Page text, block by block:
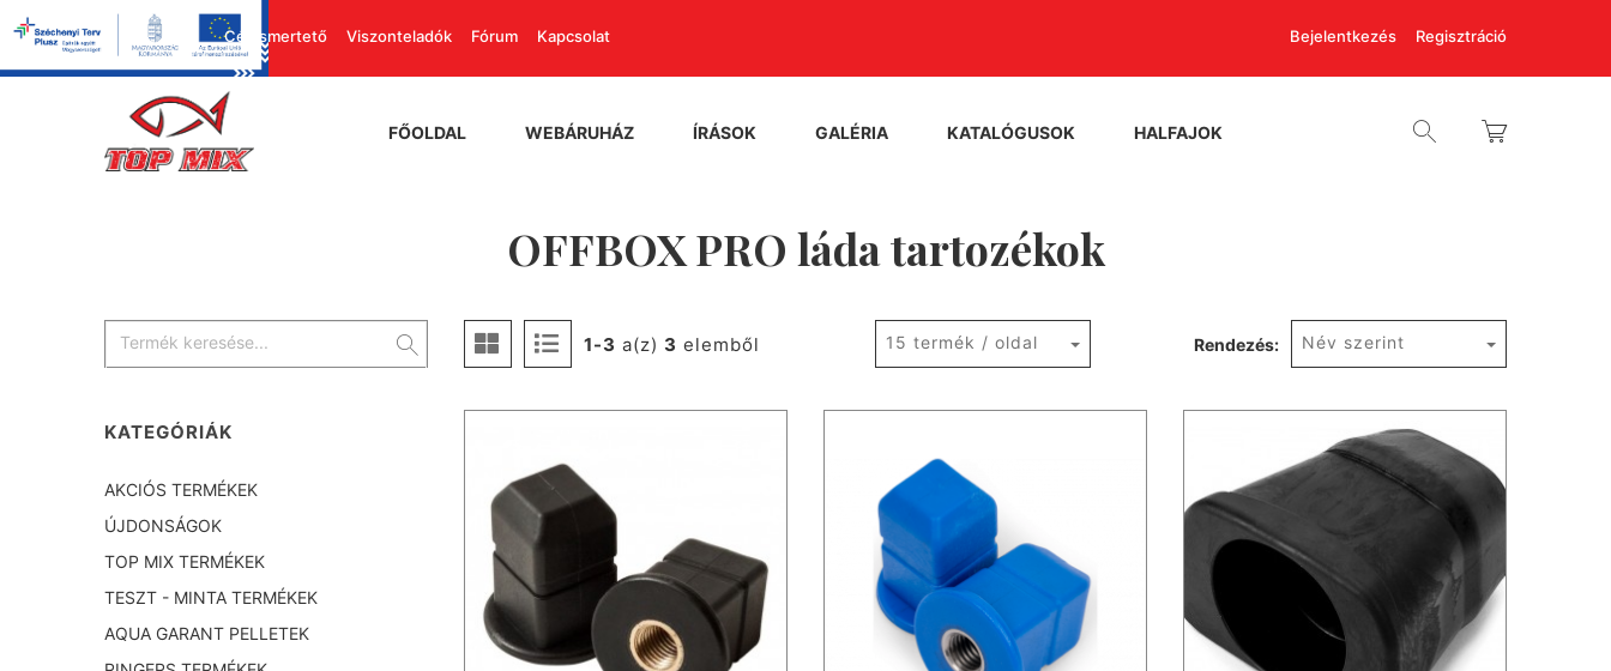
Cégismertető Viszonteladók Fórum Kapcsolat Bejelentkezés Regisztráció
FŐOLDAL WEBÁRUHÁZ ÍRÁSOK GALÉRIA KATALÓGUSOK HALFAJOK
OFFBOX PRO láda tartozékok
1-3 a(z) 3 elemből 15 termék / oldal Rendezés: Név szerint
KATEGÓRIÁK
AKCIÓS TERMÉKEK
ÚJDONSÁGOK
TOP MIX TERMÉKEK
TESZT - MINTA TERMÉKEK
AQUA GARANT PELLETEK